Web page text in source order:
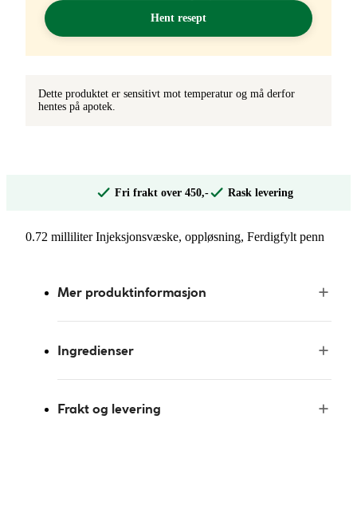
Hent resept
Dette produktet er sensitivt mot temperatur og må derfor
hentes på apotek.
Fri frakt over 450,- Rask levering
0.72 milliliter Injeksjonsvæske, oppløsning, Ferdigfylt penn
Mer produktinformasjon
Ingredienser
Frakt og levering